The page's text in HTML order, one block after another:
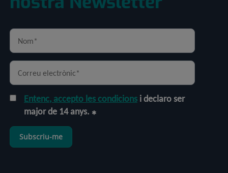
Entenc, accepto les condicions i declaro ser
major de 14 anys.
Subscriu-me